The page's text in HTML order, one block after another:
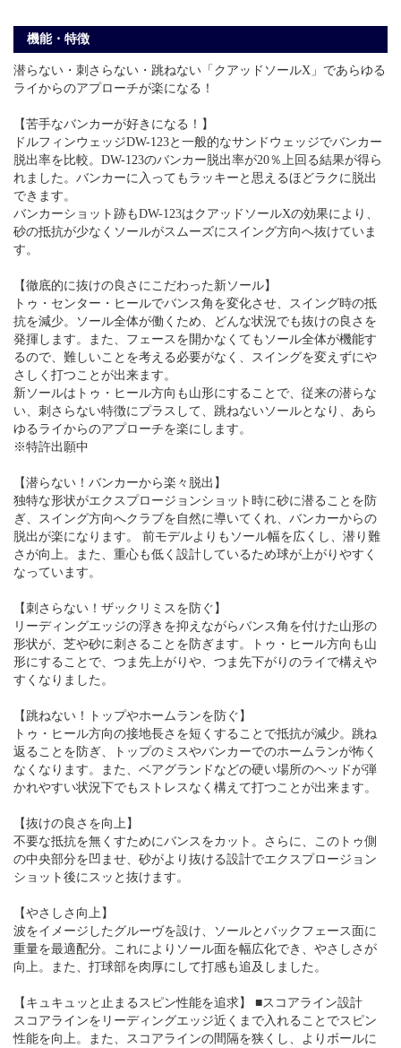
機能・特徴
潜らない・刺さらない・跳ねない「クアッドソールX」であらゆる
ライからのアプローチが楽になる！
【苦手なバンカーが好きになる！】
ドルフィンウェッジDW-123と一般的なサンドウェッジでバンカー
脱出率を比較。DW-123のバンカー脱出率が20％上回る結果が得ら
れました。バンカーに入ってもラッキーと思えるほどラクに脱出
できます。
バンカーショット跡もDW-123はクアッドソールXの効果により、
砂の抵抗が少なくソールがスムーズにスイング方向へ抜けていま
す。
【徹底的に抜けの良さにこだわった新ソール】
トゥ・センター・ヒールでバンス角を変化させ、スイング時の抵
抗を減少。ソール全体が働くため、どんな状況でも抜けの良さを
発揮します。また、フェースを開かなくてもソール全体が機能す
るので、難しいことを考える必要がなく、スイングを変えずにや
さしく打つことが出来ます。
新ソールはトゥ・ヒール方向も山形にすることで、従来の潜らな
い、刺さらない特徴にプラスして、跳ねないソールとなり、あら
ゆるライからのアプローチを楽にします。
※特許出願中
【潜らない！バンカーから楽々脱出】
独特な形状がエクスプロージョンショット時に砂に潜ることを防
ぎ、スイング方向へクラブを自然に導いてくれ、バンカーからの
脱出が楽になります。 前モデルよりもソール幅を広くし、潜り難
さが向上。また、重心も低く設計しているため球が上がりやすく
なっています。
【刺さらない！ザックリミスを防ぐ】
リーディングエッジの浮きを抑えながらバンス角を付けた山形の
形状が、芝や砂に刺さることを防ぎます。トゥ・ヒール方向も山
形にすることで、つま先上がりや、つま先下がりのライで構えや
すくなりました。
【跳ねない！トップやホームランを防ぐ】
トゥ・ヒール方向の接地長さを短くすることで抵抗が減少。跳ね
返ることを防ぎ、トップのミスやバンカーでのホームランが怖く
なくなります。また、ベアグランドなどの硬い場所のヘッドが弾
かれやすい状況下でもストレスなく構えて打つことが出来ます。
【抜けの良さを向上】
不要な抵抗を無くすためにバンスをカット。さらに、このトゥ側
の中央部分を凹ませ、砂がより抜ける設計でエクスプロージョン
ショット後にスッと抜けます。
【やさしさ向上】
波をイメージしたグルーヴを設け、ソールとバックフェース面に
重量を最適配分。これによりソール面を幅広化でき、やさしさが
向上。また、打球部を肉厚にして打感も追及しました。
【キュキュッと止まるスピン性能を追求】 ■スコアライン設計
スコアラインをリーディングエッジ近くまで入れることでスピン
性能を向上。また、スコアラインの間隔を狭くし、よりボールに